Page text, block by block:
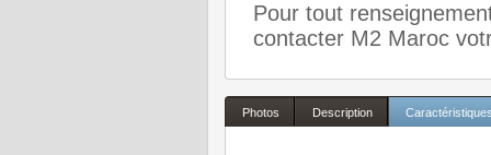
Pour tout
contacter M2 Maroc
Photos Description